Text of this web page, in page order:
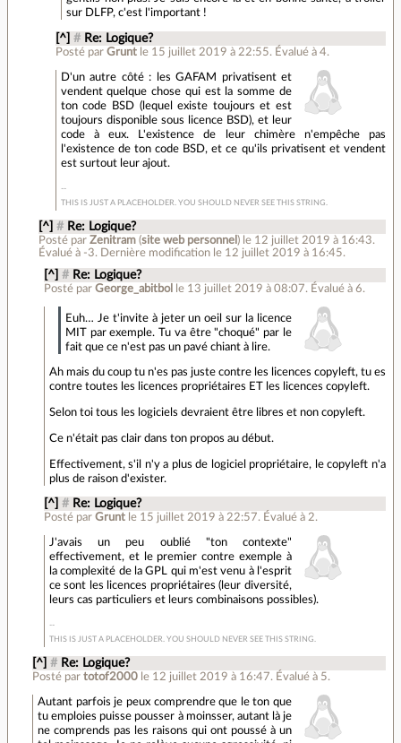
sur DLFP, c'est l'important !
[^] # Re: Logique?
Posté par Grunt le 15 juillet 2019 à 22:55. Évalué à 4.
D'un autre côté : les GAFAM privatisent et
vendent quelque chose qui est la somme de
ton code BSD (lequel existe toujours et est
toujours disponible sous licence BSD), et leur
code à eux. L'existence de leur chimère n'empêche pas
l'existence de ton code BSD, et ce qu'ils privatisent et vendent
est surtout leur ajout.
THIS IS JUST A PLACEHOLDER. YOU SHOULD NEVER SEE THIS STRING.
[^] # Re: Logique?
Posté par Zenitram(site web personnel ) le 12 juillet 2019 à 16:43.
Évalué à -3. Dernière modification le 12 juillet 2019 à 16:45.
[^] # Re: Logique?
Posté par George_abitbol le 13 juillet 2019 à 08:07. Évalué à 6.
Euh… Je t'invite à jeter un oeil sur la licence
MIT par exemple. Tu va être "choqué" par le
fait que ce n'est pas un pavé chiant à lire.
Ah mais du coup tu n'es pas juste contre les licences copyleft, tu es
contre toutes les licences propriétaires ET les licences copyleft.
Selon toi tous les logiciels devraient être libres et non copyleft.
Ce n'était pas clair dans ton propos au début.
Effectivement, s'il n'y a plus de logiciel propriétaire, le copyleft n'a
plus de raison d'exister.
[^] # Re: Logique?
Posté par Grunt le 15 juillet 2019 à 22:57.Évalué à 2.
J'avais un peu oublié "ton contexte"
effectivement, et le premier contre exemple à
la complexité de la GPL qui m'est venu à l'esprit
ce sont les licences propriétaires (leur diversité,
leurs cas particuliers et leurs combinaisons possibles).
THIS IS JUST A PLACEHOLDER. YOU SHOULD NEVER SEE THIS STRING.
[^] # Re: Logique?
Posté partotof2000 le 12 juillet 2019 à 16:47. Évalué à 5.
Autant parfois je peux comprendre que le ton que
tu emploies puisse pousser à moinsser, autant là je
ne comprends pas les raisons qui ont poussé à un